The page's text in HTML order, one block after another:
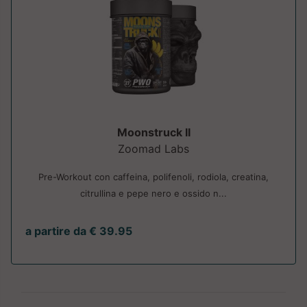
Moonstruck II
Zoomad Labs
Pre-Workout con caffeina, polifenoli, rodiola, creatina,
citrullina e pepe nero e ossido n...
a partire da € 39.95